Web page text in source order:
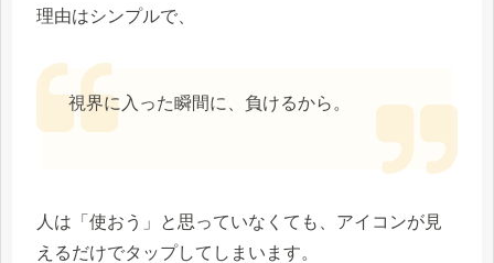
理由はシンプルで、
視界に入った瞬間に、負けるから。
人は「使おう」と思っていなくても、アイコンが見
えるだけでタップしてしまいます。